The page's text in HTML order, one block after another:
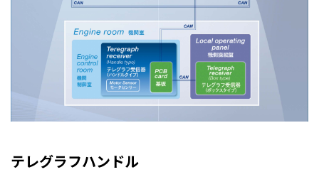
テレグラフハンドル